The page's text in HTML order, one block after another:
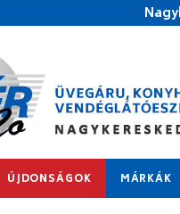
ÚJDONSÁGOK MÁRKÁK